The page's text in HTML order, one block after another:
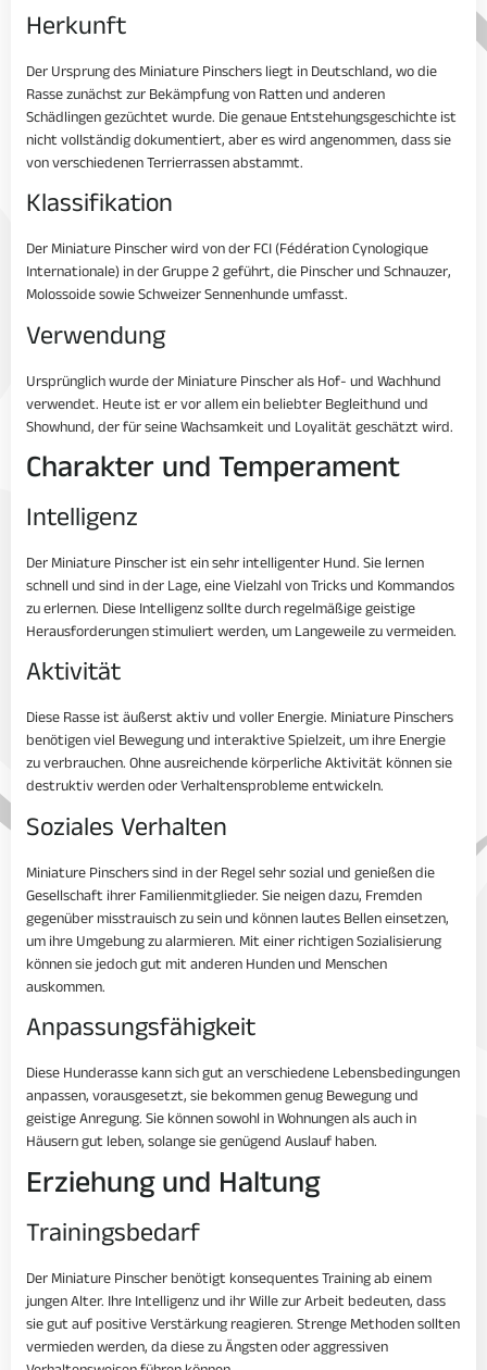
Herkunft
Der Ursprung des Miniature Pinschers liegt in Deutschland, wo die
Rasse zunächst zur Bekämpfung von Ratten und anderen
Schädlingen gezüchtet wurde. Die genaue Entstehungsgeschichte ist
nicht vollständig dokumentiert, aber es wird angenommen, dass sie
von verschiedenen Terrierrassen abstammt.
Klassifikation
Der Miniature Pinscher wird von der FCI (Fédération Cynologique
Internationale) in der Gruppe 2 geführt, die Pinscher und Schnauzer,
Molossoide sowie Schweizer Sennenhunde umfasst.
Verwendung
Ursprünglich wurde der Miniature Pinscher als Hof- und Wachhund
verwendet. Heute ist er vor allem ein beliebter Begleithund und
Showhund, der für seine Wachsamkeit und Loyalität geschätzt wird.
Charakter und Temperament
Intelligenz
Der Miniature Pinscher ist ein sehr intelligenter Hund. Sie lernen
schnell und sind in der Lage, eine Vielzahl von Tricks und Kommandos
zu erlernen. Diese Intelligenz sollte durch regelmäßige geistige
Herausforderungen stimuliert werden, um Langeweile zu vermeiden.
Aktivität
Diese Rasse ist äußerst aktiv und voller Energie. Miniature Pinschers
benötigen viel Bewegung und interaktive Spielzeit, um ihre Energie
zu verbrauchen. Ohne ausreichende körperliche Aktivität können sie
destruktiv werden oder Verhaltensprobleme entwickeln.
Soziales Verhalten
Miniature Pinschers sind in der Regel sehr sozial und genießen die
Gesellschaft ihrer Familienmitglieder. Sie neigen dazu, Fremden
gegenüber misstrauisch zu sein und können lautes Bellen einsetzen,
um ihre Umgebung zu alarmieren. Mit einer richtigen Sozialisierung
können sie jedoch gut mit anderen Hunden und Menschen
auskommen.
Anpassungsfähigkeit
Diese Hunderasse kann sich gut an verschiedene Lebensbedingungen
anpassen, vorausgesetzt, sie bekommen genug Bewegung und
geistige Anregung. Sie können sowohl in Wohnungen als auch in
Häusern gut leben, solange sie genügend Auslauf haben.
Erziehung und Haltung
Trainingsbedarf
Der Miniature Pinscher benötigt konsequentes Training ab einem
jungen Alter. Ihre Intelligenz und ihr Wille zur Arbeit bedeuten, dass
sie gut auf positive Verstärkung reagieren. Strenge Methoden sollten
vermieden werden, da diese zu Ängsten oder aggressiven